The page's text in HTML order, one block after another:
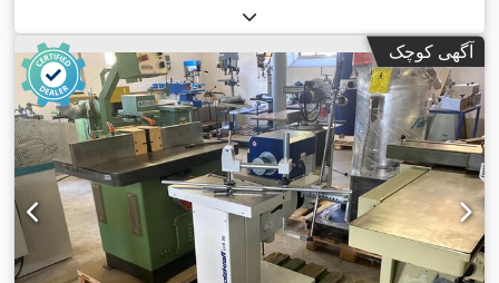
آگهی کوچک